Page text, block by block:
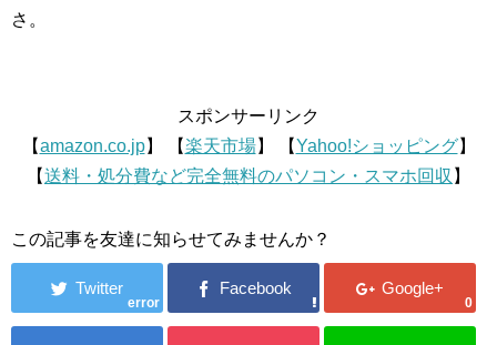
さ。
スポンサーリンク
【amazon.co.jp】 【楽天市場】 【Yahoo!ショッピング】
【送料・処分費など完全無料のパソコン・スマホ回収 】
この記事を友達に知らせてみませんか？
error 0